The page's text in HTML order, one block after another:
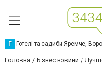
Г Готелі та садиби Яремче,
Головна Бізнес новини